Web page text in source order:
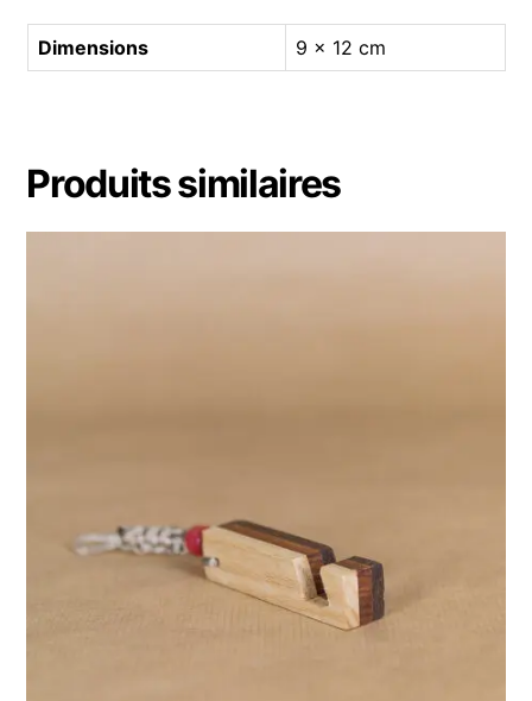
Dimensions 9 × 12 cm
Produits similaires